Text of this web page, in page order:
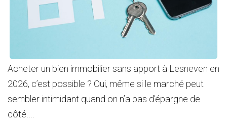
Acheter un bien immobilier sans apport à Lesneven en
2026, c’est possible ? Oui, même si le marché peut
sembler intimidant quand on n’a pas d’épargne de
côté....